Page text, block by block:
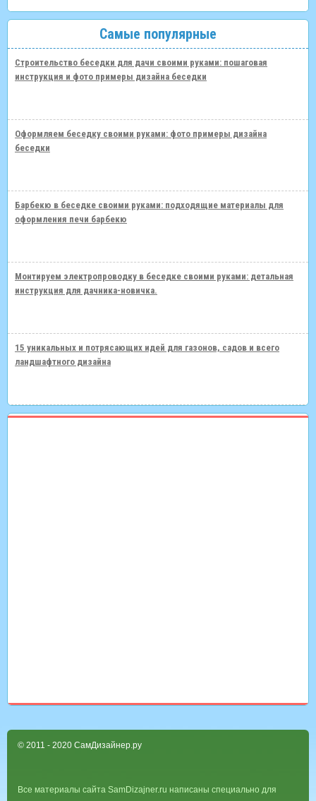
Самые популярные
Строительство беседки для дачи своими руками: пошаговая
инструкция и фото примеры дизайна беседки
Оформляем беседку своими руками: фото примеры дизайна
беседки
Барбекю в беседке своими руками: подходящие материалы для
оформления печи барбекю
Монтируем электропроводку в беседке своими руками: детальная
инструкция для дачника-новичка.
15 уникальных и потрясающих идей для газонов, садов и всего
ландшафтного дизайна
© 2011 - 2020 СамДизайнер.ру
Все материалы сайта SamDizajner.ru написаны специально для